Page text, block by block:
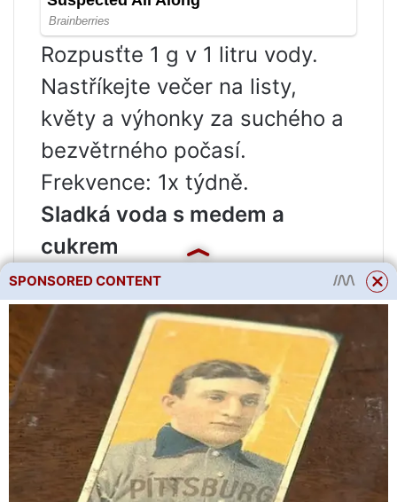
Rozpusťte 1 g v 1 litru vody.
Nastříkejte večer na listy,
květy a výhonky za suchého a
bezvětrného počasí.
Frekvence: 1x týdně.
Sladká voda s medem a
cukrem
Voda s medem nebo cukrem je
potřebná k přilákání opylujícího
hmyzu. Pomohou zvýšit
vaječník, pokud na místě
rostou okurky opylované
včelami. K postřiku okurky na
vaječníky ve skleníku a na
SPONSORED CONTENT